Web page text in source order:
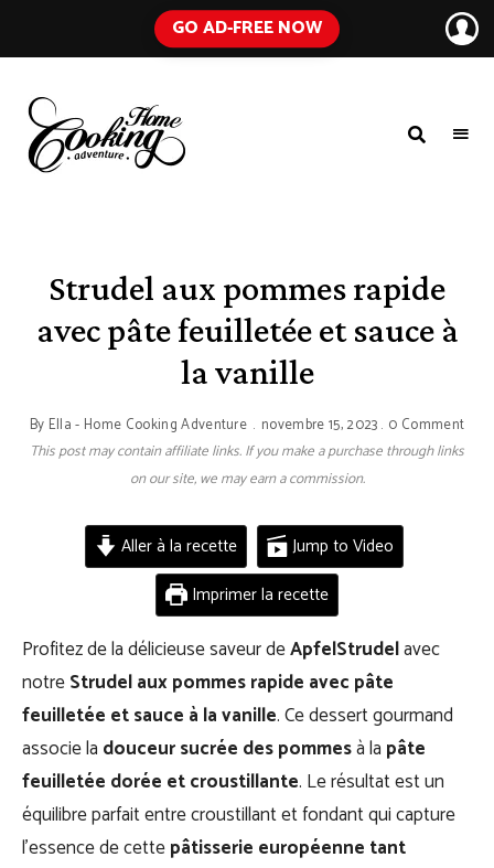
GO AD-FREE NOW
Everyday
Ingredients
Strudel aux pommes rapide
avec pâte feuilletée et sauce à
la vanille
By Ella - Home Cooking Adventure novembre 15, 2023 0 Comment
This post may contain affiliate links. If you make a purchase through links
on our site, we may earn a commission.
Aller à la recette
Jump to Video
Imprimer la recette
Profitez de la délicieuse saveur deApfelStrudelavec
notreStrudel aux pommes rapide avec pâte
feuilletée et sauce à la vanille. Ce dessert gourmand
associe la douceur sucrée des pommesà la pâte
feuilletée dorée et croustillante. Le résultat est un
équilibre parfait entre croustillant et fondant qui capture
l’essence de cettepâtisserie européenne tant